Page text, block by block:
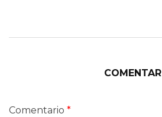
COMENTAR
Comentario *